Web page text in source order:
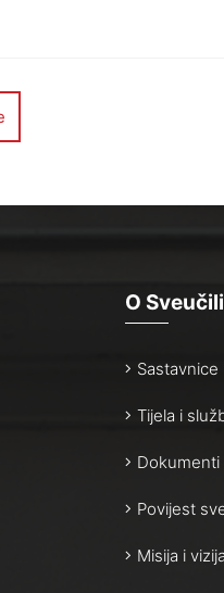
O
Sastavnice
Tijela i
Dokumenti
Povijest
Misija i vizija